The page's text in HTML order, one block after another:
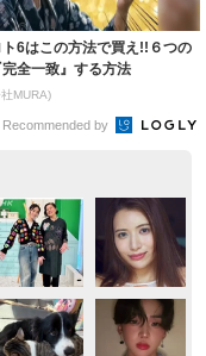
ト6はこの方法で買え!!６つの
全一致』する方法
MURA)
Recommended by